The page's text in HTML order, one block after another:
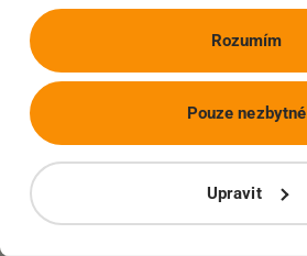
Rozumím
Upravit
Pouze nezbytné